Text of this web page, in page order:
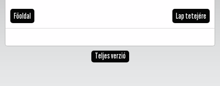
Főoldal Lap tetejére
Teljes verzió